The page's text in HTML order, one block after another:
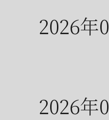
2026年
2026年